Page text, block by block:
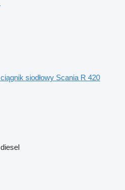
ciągnik siodłowy Scania R 420
diesel